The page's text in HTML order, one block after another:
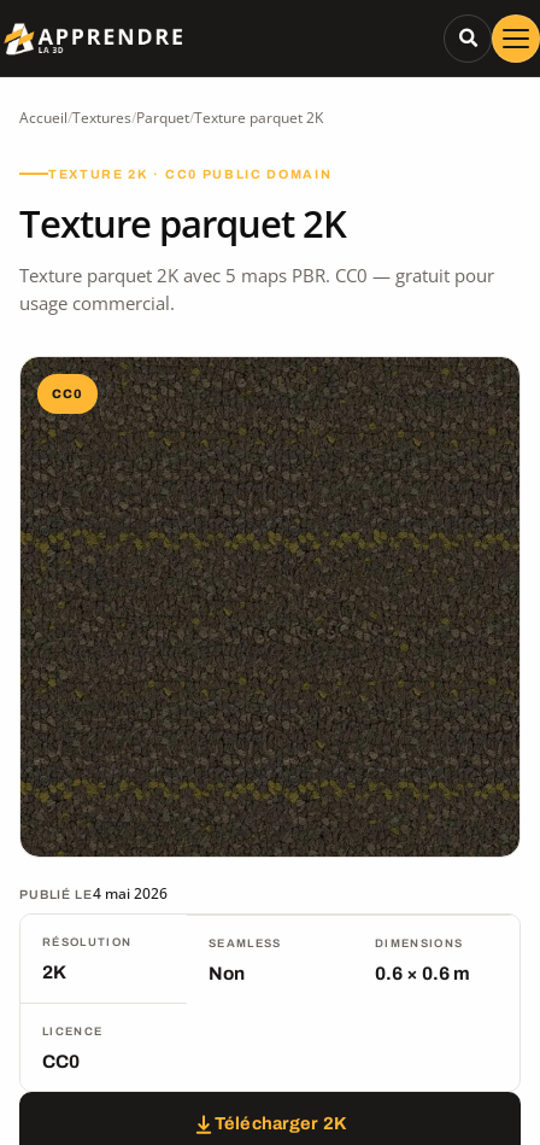
Accueil/Textures/Parquet/Texture parquet 2K
TEXTURE 2K · CC0 PUBLIC DOMAIN
Texture parquet 2K
Texture parquet 2K avec 5 maps PBR. CC0 — gratuit pour
usage commercial.
CC0
PUBLIÉ LE4 mai 2026
RÉSOLUTION
2K
SEAMLESS
Non
DIMENSIONS
0.6 × 0.6 m
LICENCE
CC0
Télécharger 2K